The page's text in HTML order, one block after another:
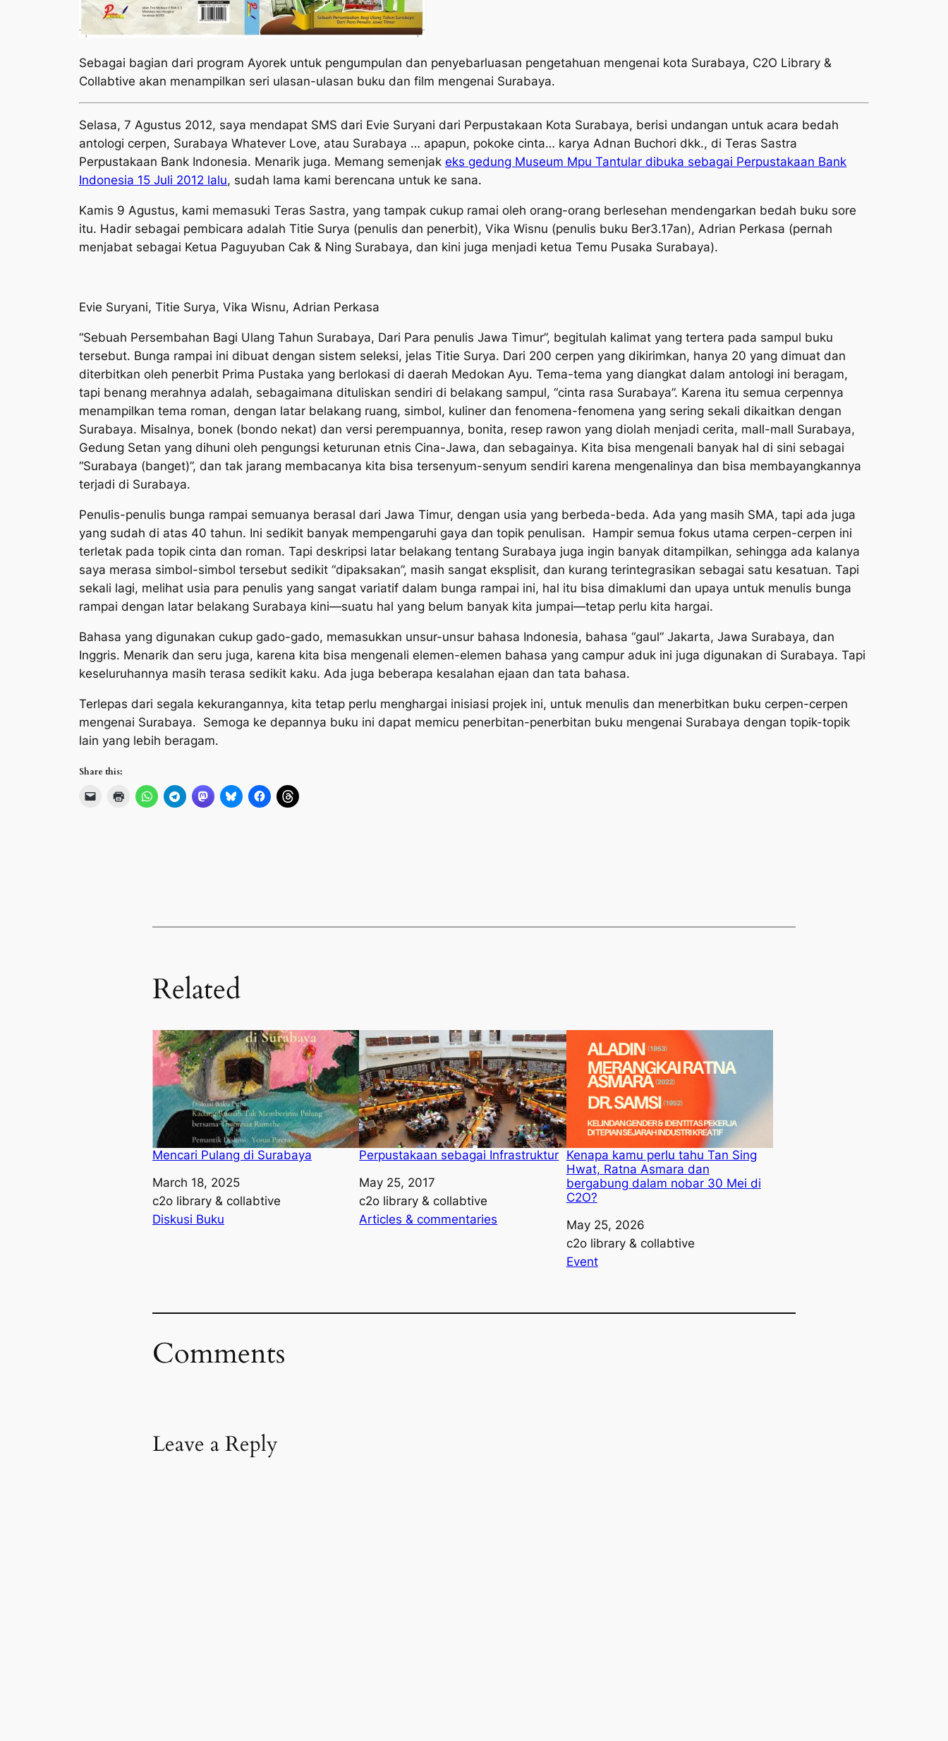
Sebagai bagian dari program Ayorek untuk pengumpulan dan penyebarluasan pengetahuan mengenai kota Surabaya, C2O Library &
Collabtive akan menampilkan seri ulasan-ulasan buku dan film mengenai Surabaya.
Selasa, 7 Agustus 2012, saya mendapat SMS dari Evie Suryani dari Perpustakaan Kota Surabaya, berisi undangan untuk acara bedah
antologi cerpen, Surabaya Whatever Love, atau Surabaya … apapun, pokoke cinta… karya Adnan Buchori dkk., di Teras Sastra
Perpustakaan Bank Indonesia. Menarik juga. Memang semenjak eks gedung Museum Mpu Tantular dibuka sebagai Perpustakaan Bank
Indonesia 15 Juli 2012 lalu, sudah lama kami berencana untuk ke sana.
Kamis 9 Agustus, kami memasuki Teras Sastra, yang tampak cukup ramai oleh orang-orang berlesehan mendengarkan bedah buku sore
itu. Hadir sebagai pembicara adalah Titie Surya (penulis dan penerbit), Vika Wisnu (penulis buku Ber3.17an), Adrian Perkasa (pernah
menjabat sebagai Ketua Paguyuban Cak & Ning Surabaya, dan kini juga menjadi ketua Temu Pusaka Surabaya).
Evie Suryani, Titie Surya, Vika Wisnu, Adrian Perkasa
“Sebuah Persembahan Bagi Ulang Tahun Surabaya, Dari Para penulis Jawa Timur”, begitulah kalimat yang tertera pada sampul buku
tersebut. Bunga rampai ini dibuat dengan sistem seleksi, jelas Titie Surya. Dari 200 cerpen yang dikirimkan, hanya 20 yang dimuat dan
diterbitkan oleh penerbit Prima Pustaka yang berlokasi di daerah Medokan Ayu. Tema-tema yang diangkat dalam antologi ini beragam,
tapi benang merahnya adalah, sebagaimana dituliskan sendiri di belakang sampul, “cinta rasa Surabaya”. Karena itu semua cerpennya
menampilkan tema roman, dengan latar belakang ruang, simbol, kuliner dan fenomena-fenomena yang sering sekali dikaitkan dengan
Surabaya. Misalnya, bonek (bondo nekat) dan versi perempuannya, bonita, resep rawon yang diolah menjadi cerita, mall-mall Surabaya,
Gedung Setan yang dihuni oleh pengungsi keturunan etnis Cina-Jawa, dan sebagainya. Kita bisa mengenali banyak hal di sini sebagai
“Surabaya (banget)”, dan tak jarang membacanya kita bisa tersenyum-senyum sendiri karena mengenalinya dan bisa membayangkannya
terjadi di Surabaya.
Penulis-penulis bunga rampai semuanya berasal dari Jawa Timur, dengan usia yang berbeda-beda. Ada yang masih SMA, tapi ada juga
yang sudah di atas 40 tahun. Ini sedikit banyak mempengaruhi gaya dan topik penulisan. Hampir semua fokus utama cerpen-cerpen ini
terletak pada topik cinta dan roman. Tapi deskripsi latar belakang tentang Surabaya juga ingin banyak ditampilkan, sehingga ada kalanya
saya merasa simbol-simbol tersebut sedikit “dipaksakan”, masih sangat eksplisit, dan kurang terintegrasikan sebagai satu kesatuan. Tapi
sekali lagi, melihat usia para penulis yang sangat variatif dalam bunga rampai ini, hal itu bisa dimaklumi dan upaya untuk menulis bunga
rampai dengan latar belakang Surabaya kini—suatu hal yang belum banyak kita jumpai—tetap perlu kita hargai.
Bahasa yang digunakan cukup gado-gado, memasukkan unsur-unsur bahasa Indonesia, bahasa “gaul” Jakarta, Jawa Surabaya, dan
Inggris. Menarik dan seru juga, karena kita bisa mengenali elemen-elemen bahasa yang campur aduk ini juga digunakan di Surabaya. Tapi
keseluruhannya masih terasa sedikit kaku. Ada juga beberapa kesalahan ejaan dan tata bahasa.
Terlepas dari segala kekurangannya, kita tetap perlu menghargai inisiasi projek ini, untuk menulis dan menerbitkan buku cerpen-cerpen
mengenai Surabaya. Semoga ke depannya buku ini dapat memicu penerbitan-penerbitan buku mengenai Surabaya dengan topik-topik
lain yang lebih beragam.
Share this:
Related
Mencari Pulang di Surabaya
Date
March 18, 2025
Author
c2o library & collabtive
In relation to
Diskusi Buku
Perpustakaan sebagai Infrastruktur
Date
May 25, 2017
Author
c2o library & collabtive
In relation to
Articles & commentaries
Kenapa kamu perlu tahu Tan Sing
Hwat, Ratna Asmara dan
bergabung dalam nobar 30 Mei di
C2O?
Date
May 25, 2026
Author
c2o library & collabtive
In relation to
Event
Comments
Leave a Reply